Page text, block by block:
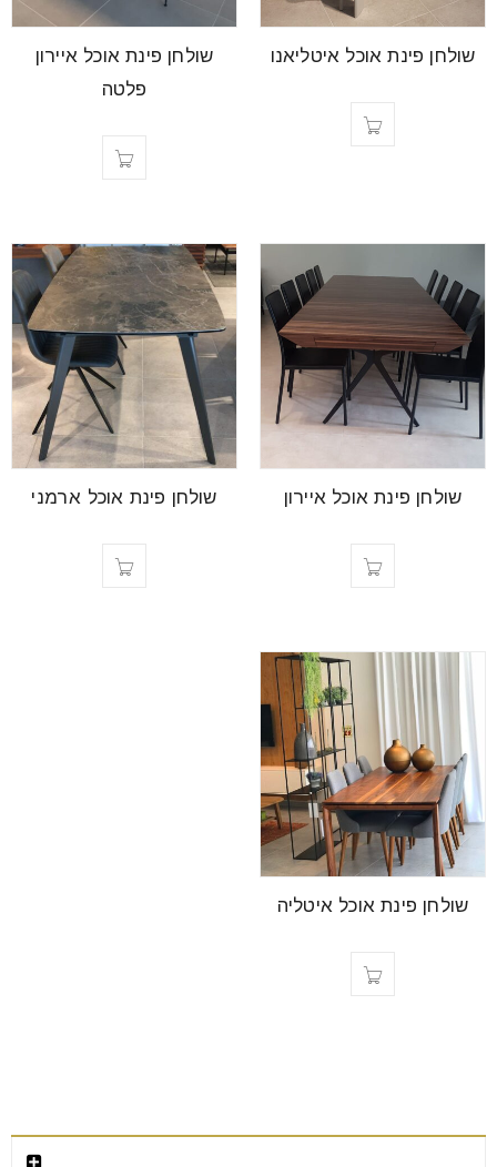
שולחן פינת אוכל איטליאנו
שולחן פינת אוכל איירון
פלטה
שולחן פינת אוכל איירון שולחן פינת אוכל ארמני
שולחן פינת אוכל איטליה
סמן קישורים